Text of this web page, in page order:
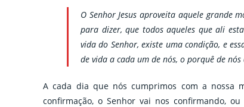
O Senhor Jesus aproveita aquele grande
para dizer, que todos aqueles que ali
vida do Senhor, existe uma condição, e
de vida a cada um de nós, o porquê de nós
A cada dia que nós cumprimos com a nossa
confirmação, o Senhor vai nos confirmando,